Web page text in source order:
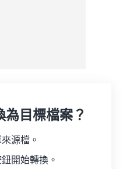
目標檔案？
源檔。
開始轉換。